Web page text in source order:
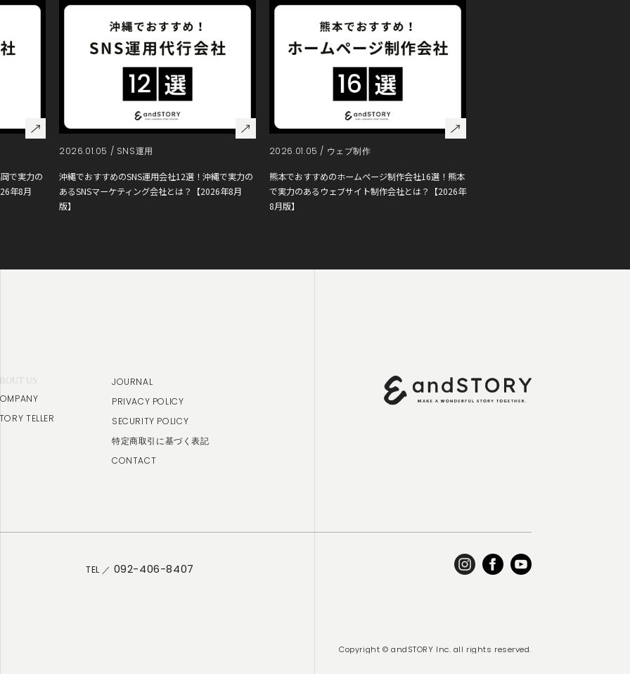
で実力の
年8月
2026.01.05 / SNS運用
沖縄でおすすめのSNS運用会社12選！沖縄で実力の
あるSNSマーケティング会社とは？【2026年8月
版】
2026.01.05 / ウェブ制作
熊本でおすすめのホームページ制作会社16選！熊本
で実力のあるウェブサイト制作会社とは？【2026年
8月版】
US
TELLER
JOURNAL
PRIVACY POLICY
SECURITY POLICY
特定商取引に基づく表記
CONTACT
TEL ／ 092-406-8407
Copyright © andSTORY Inc. all rights reserved.